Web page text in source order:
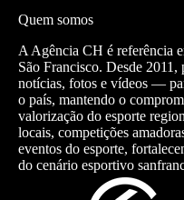
Quem somos
A Agência CH é referência
São Francisco. Desde
notícias, fotos e vídeos —
o país, mantendo o
valorização do esporte
locais, competições
eventos do esporte,
do cenário esportivo